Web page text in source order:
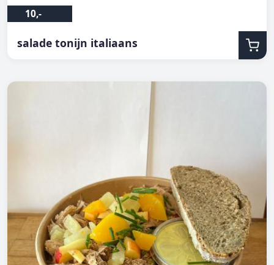
10,-
salade tonijn italiaans